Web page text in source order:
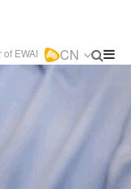
of EWAI CN